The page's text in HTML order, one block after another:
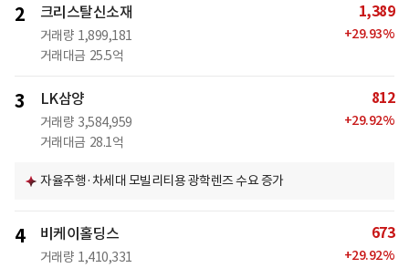
2 크리스탈신소재
거래량 1,899,181
거래대금 25.5억
1,389
+29.93%
3 LK삼양
거래량 3,584,959
거래대금 28.1억
812
+29.92%
자율주행·차세대 모빌리티용 광학렌즈 수요 증가
4 비케이홀딩스
거래량 1,410,331
673
+29.92%